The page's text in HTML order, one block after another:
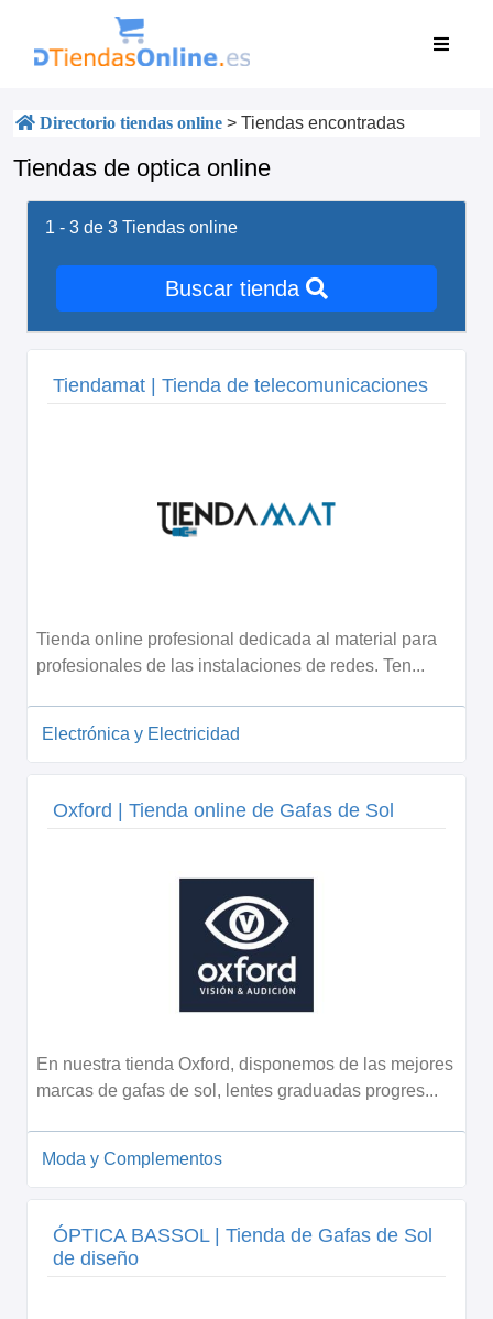
Directorio tiendas online > Tiendas encontradas
Tiendas de optica online
1 - 3 de 3 Tiendas online
Buscar tienda
Tiendamat | Tienda de telecomunicaciones
Tienda online profesional dedicada al material para
profesionales de las instalaciones de redes. Ten...
Electrónica y Electricidad
Oxford | Tienda online de Gafas de Sol
En nuestra tienda Oxford, disponemos de las mejores
marcas de gafas de sol, lentes graduadas progres...
Moda y Complementos
ÓPTICA BASSOL | Tienda de Gafas de Sol
de diseño